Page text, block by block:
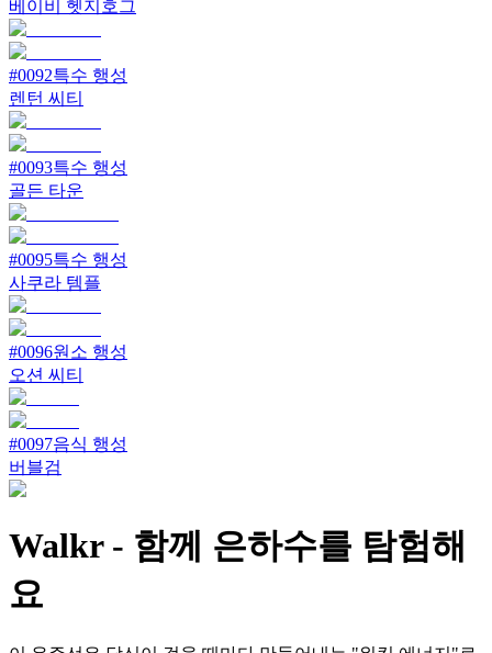
베이비 헷지호그
#0092특수 행성
렌턴 씨티
#0093특수 행성
골든 타운
#0095특수 행성
사쿠라 템플
#0096원소 행성
오션 씨티
#0097음식 행성
버블검
Walkr- 함께 은하수를 탐험해
요